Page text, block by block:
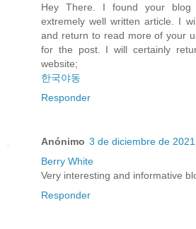
Hey There. I found your
extremely well written article. I
and return to read more of your
for the post. I will certainly
website;
한국야동
Responder
Anónimo 3 de diciembre de 2021
Berry White
Very interesting and informative
Responder